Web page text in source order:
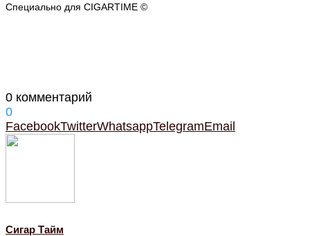
Специально для CIGARTIME ©
0 комментарий
0
FacebookTwitterWhatsappTelegramEmail
Cигар Тайм